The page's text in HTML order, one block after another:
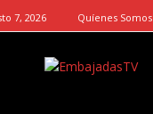
7, 2026 Quíenes Somos